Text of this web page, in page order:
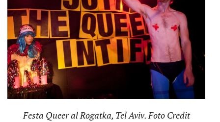
Festa Queer al Rogatka, Tel Aviv. Foto Credit